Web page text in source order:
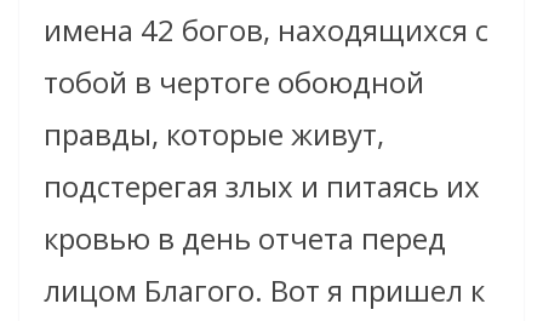
имена 42 богов, находящихся с
тобой в чертоге обоюдной
правды, которые живут,
подстерегая злых и питаясь их
кровью в день отчета перед
лицом Благого. Вот я пришел к